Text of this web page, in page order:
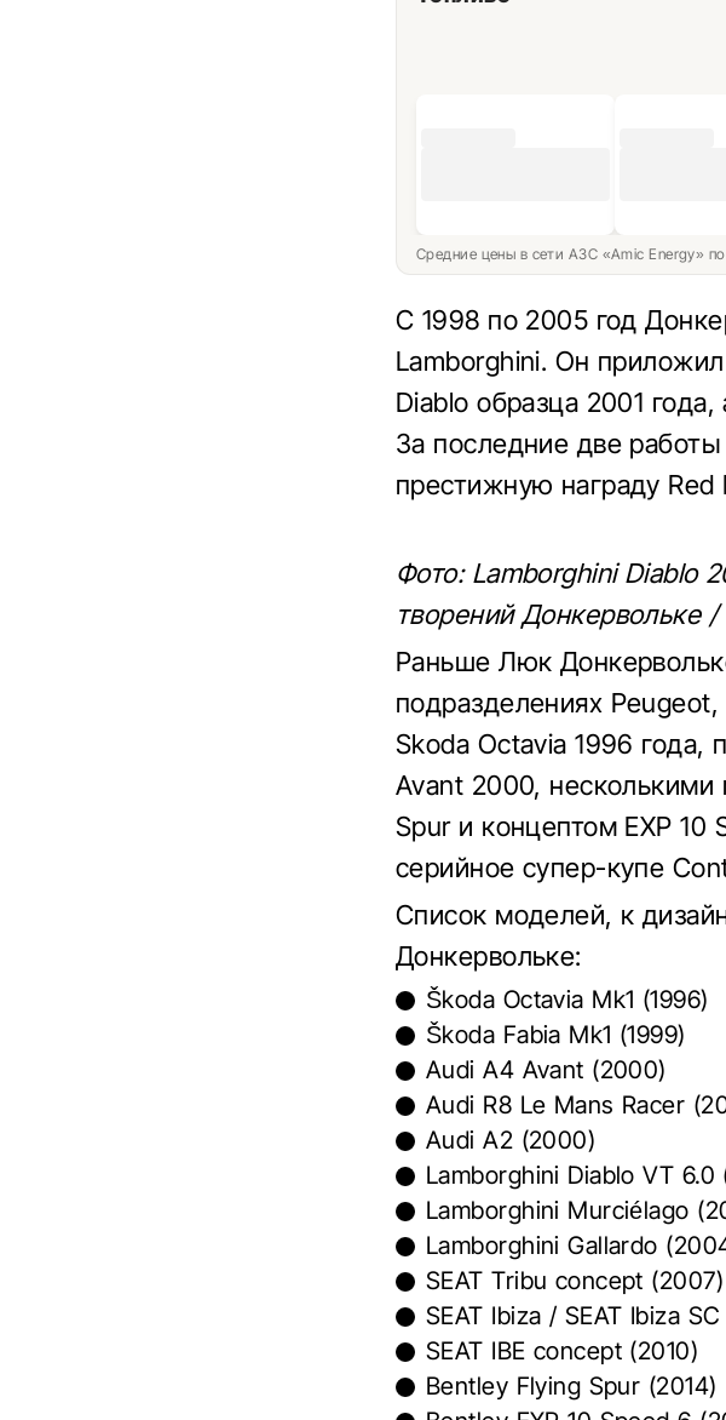
Средние цены в сети АЗС «Amic Energy»
С 1998 по 2005 год
Lamborghini. Он
Diablo образца 2001
За последние две
престижную награду Red
Фото: Lamborghini Diablo
творений Донкервольке /
Раньше Люк
подразделениях
Skoda Octavia 1996 года,
Avant 2000, несколькими
Spur и концептом EXP 10
серийное супер-купе
Список моделей, к
Донкервольке:
Škoda Octavia Mk1 (1996)
Škoda Fabia Mk1 (1999)
Audi A4 Avant (2000)
Audi R8 Le Mans Racer
Audi A2 (2000)
Lamborghini Diablo VT 6.0
Lamborghini Murciélago
Lamborghini Gallardo
SEAT Tribu concept (2007)
SEAT Ibiza / SEAT Ibiza
SEAT IBE concept (2010)
Bentley Flying Spur (2014)